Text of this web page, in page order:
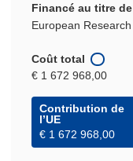
Financé au titre de
European
Coût total
€ 1 672 968,00
Contribution de
l’UE
€ 1 672 968,00